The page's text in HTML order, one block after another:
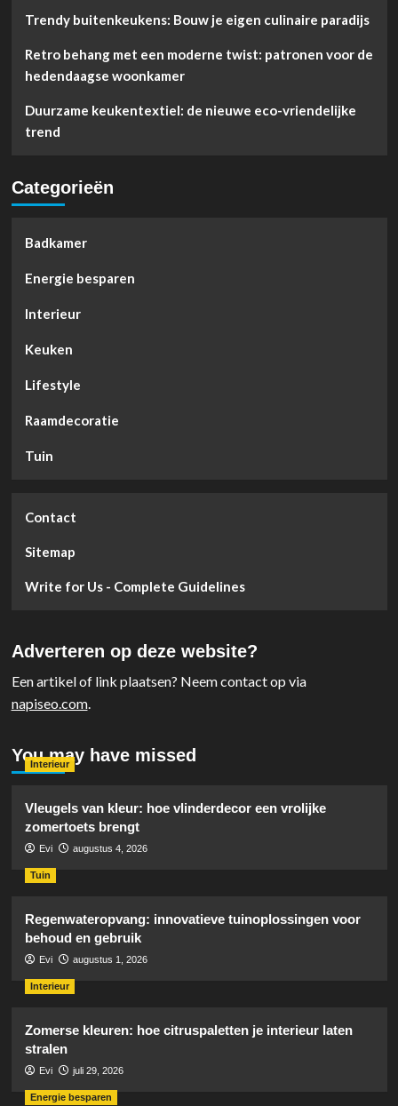
Trendy buitenkeukens: Bouw je eigen culinaire paradijs
Retro behang met een moderne twist: patronen voor de
hedendaagse woonkamer
Duurzame keukentextiel: de nieuwe eco-vriendelijke
trend
Categorieën
Badkamer
Energie besparen
Interieur
Keuken
Lifestyle
Raamdecoratie
Tuin
Contact
Sitemap
Write for Us - Complete Guidelines
Adverteren op deze website?
Een artikel of link plaatsen? Neem contact op via
napiseo.com.
You may have missed
Interieur
Vleugels van kleur: hoe vlinderdecor een vrolijke
zomertoets brengt
Evi augustus 4, 2026
Tuin
Regenwateropvang: innovatieve tuinoplossingen voor
behoud en gebruik
Evi augustus 1, 2026
Interieur
Zomerse kleuren: hoe citruspaletten je interieur laten
stralen
Evi juli 29, 2026
Energie besparen